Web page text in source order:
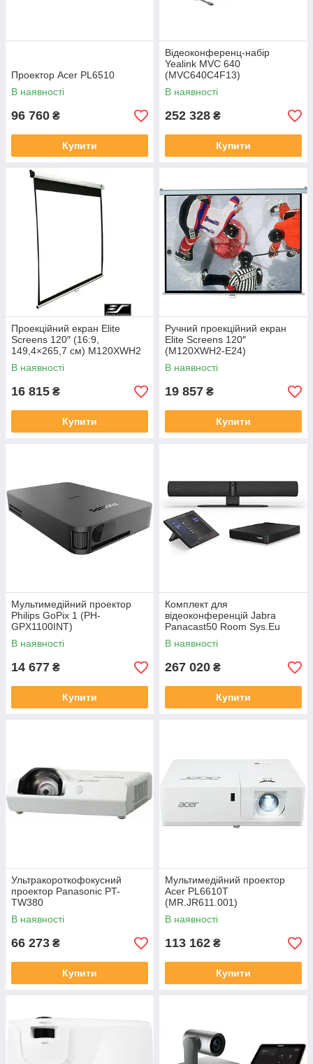
Проектор Acer PL6510
В наявності
96 760 ₴
Купити
Відеоконференц-набір
Yealink MVC 640
(MVC640C4F13)
В наявності
252 328 ₴
Купити
Проекційний екран Elite
Screens 120″ (16:9,
149,4×265,7 см) M120XWH2
В наявності
16 815 ₴
Купити
Ручний проекційний екран
Elite Screens 120″
(M120XWH2‑E24)
В наявності
19 857 ₴
Купити
Мультимедійний проектор
Philips GoPix 1 (PH-
GPX1100INT)
В наявності
14 677 ₴
Купити
Комплект для
відеоконференцій Jabra
Panacast50 Room Sys.Eu
Chgr Lenovo Zoom
В наявності
267 020 ₴
Купити
Ультракороткофокусний
проектор Panasonic PT-
TW380
В наявності
66 273 ₴
Купити
Мультимедійний проектор
Acer PL6610T
(MR.JR611.001)
В наявності
113 162 ₴
Купити